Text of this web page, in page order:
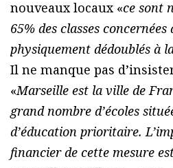
nouveaux locaux «ce sont
65% des classes
physiquement dédoublés à
Il ne manque pas
«Marseille est la ville de
grand nombre d’écoles
d’éducation prioritaire.
financier de cette mesure